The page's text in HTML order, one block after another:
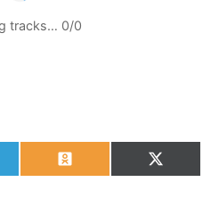
tracks… 0/0
OdnoklassnikiX